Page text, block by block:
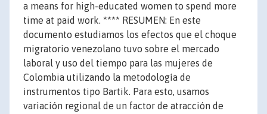
a means for high-educated women to spend more
time at paid work. **** RESUMEN: En este
documento estudiamos los efectos que el choque
migratorio venezolano tuvo sobre el mercado
laboral y uso del tiempo para las mujeres de
Colombia utilizando la metodología de
instrumentos tipo Bartik. Para esto, usamos
variación regional de un factor de atracción de